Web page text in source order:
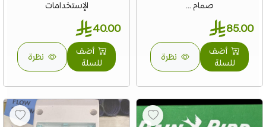
صمام ...
85.00
أضف
للسلة
نظرة
الإستخدامات
40.00
أضف
للسلة
نظرة